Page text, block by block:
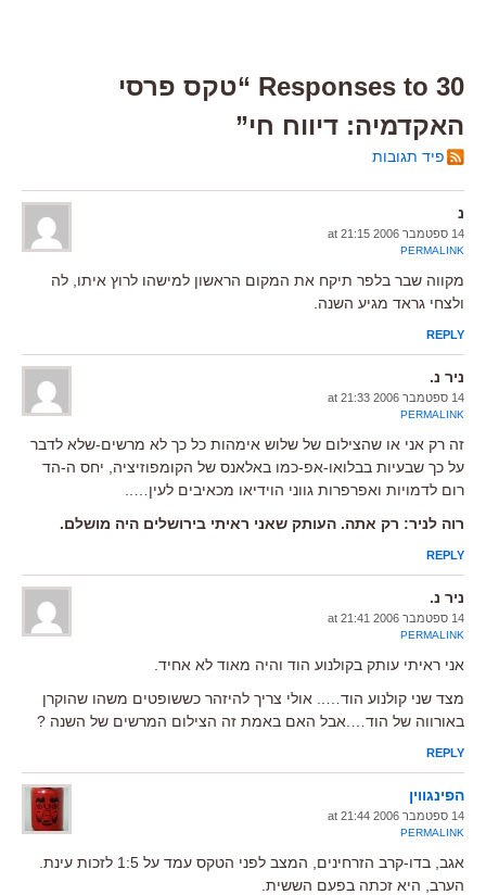
30 Responses to “טקס פרסי
האקדמיה: דיווח חי”
פיד תגובות
נ
14 ספטמבר 2006 at 21:15
PERMALINK
מקווה שבר בלפר תיקח את המקום הראשון למישהו לרוץ איתו, לה
ולצחי גראד מגיע השנה.
REPLY
ניר נ.
14 ספטמבר 2006 at 21:33
PERMALINK
זה רק אני או שהצילום של שלוש אימהות כל כך לא מרשים-שלא לדבר
על כך שבעיות בבלואו-אפ-כמו באלאנס של הקומפוזיציה, יחס ה-הד
רום לדמויות ואפרפרות גווני הוידיאו מכאיבים לעין…..
רוה לניר: רק אתה. העותק שאני ראיתי בירושלים היה מושלם.
REPLY
ניר נ.
14 ספטמבר 2006 at 21:41
PERMALINK
אני ראיתי עותק בקולנוע הוד והיה מאוד לא אחיד.
מצד שני קולנוע הוד….. אולי צריך להיזהר כששופטים משהו שהוקרן
באורווה של הוד….אבל האם באמת זה הצילום המרשים של השנה ?
REPLY
הפינגווין
14 ספטמבר 2006 at 21:44
PERMALINK
אגב, בדו-קרב הזרחינים, המצב לפני הטקס עמד על 1:5 לזכות עינת.
הערב, היא זכתה בפעם הששית.